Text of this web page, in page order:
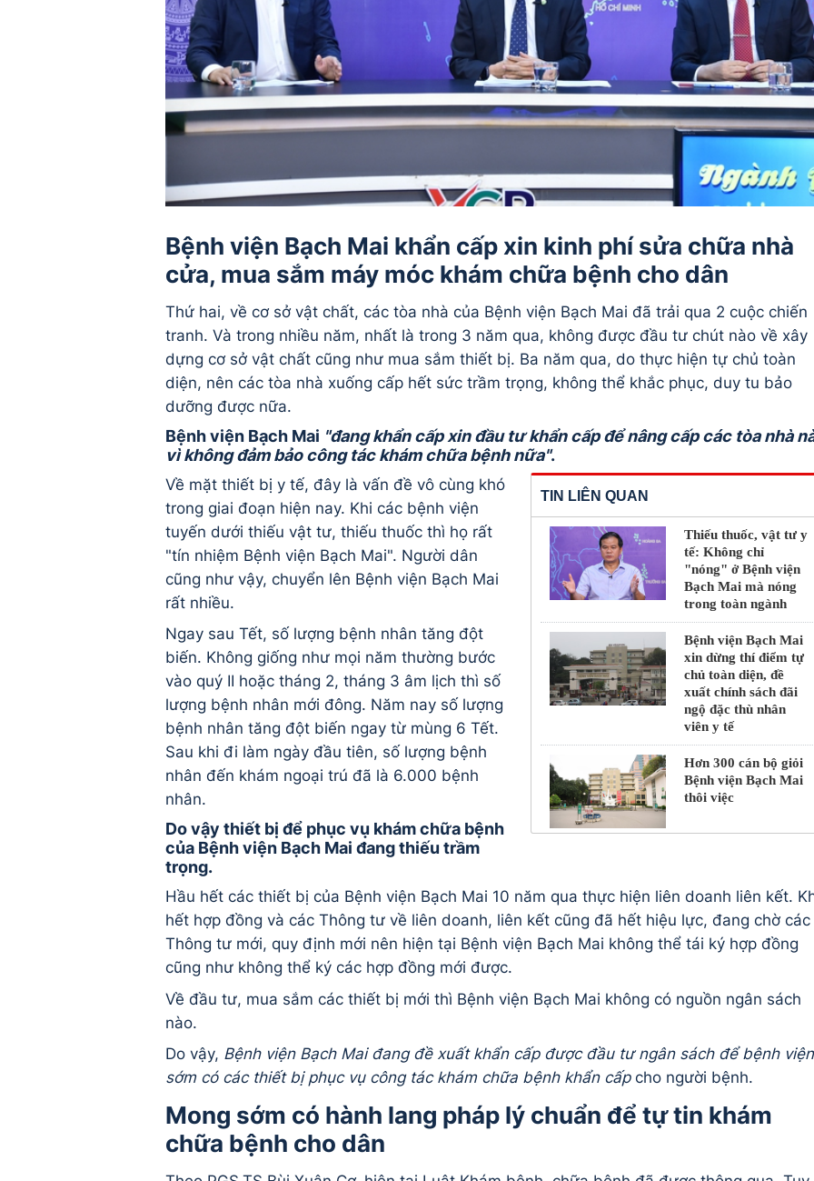
Bệnh viện Bạch Mai khẩn cấp xin kinh phí sửa chữa nhà
cửa, mua sắm máy móc khám chữa bệnh cho dân
Thứ hai, về cơ sở vật chất, các tòa nhà của Bệnh viện Bạch Mai đã trải qua 2 cuộc chiến
tranh. Và trong nhiều năm, nhất là trong 3 năm qua, không được đầu tư chút nào về xây
dựng cơ sở vật chất cũng như mua sắm thiết bị. Ba năm qua, do thực hiện tự chủ toàn
diện, nên các tòa nhà xuống cấp hết sức trầm trọng, không thể khắc phục, duy tu bảo
dưỡng được nữa.
Bệnh viện Bạch Mai "đang khẩn cấp xin đầu tư khẩn cấp để nâng cấp các tòa nhà
vì không đảm bảo công tác khám chữa bệnh nữa".
TIN LIÊN QUAN
Thiếu thuốc, vật tư y
tế: Không chỉ
"nóng" ở Bệnh viện
Bạch Mai mà nóng
trong toàn ngành
Bệnh viện Bạch Mai
xin dừng thí điểm tự
chủ toàn diện, đề
xuất chính sách đãi
ngộ đặc thù nhân
viên y tế
Hơn 300 cán bộ giỏi
Bệnh viện Bạch Mai
thôi việc
Về mặt thiết bị y tế, đây là vấn đề vô cùng khó
trong giai đoạn hiện nay. Khi các bệnh viện
tuyến dưới thiếu vật tư, thiếu thuốc thì họ rất
"tín nhiệm Bệnh viện Bạch Mai". Người dân
cũng như vậy, chuyển lên Bệnh viện Bạch Mai
rất nhiều.
Ngay sau Tết, số lượng bệnh nhân tăng đột
biến. Không giống như mọi năm thường bước
vào quý II hoặc tháng 2, tháng 3 âm lịch thì số
lượng bệnh nhân mới đông. Năm nay số lượng
bệnh nhân tăng đột biến ngay từ mùng 6 Tết.
Sau khi đi làm ngày đầu tiên, số lượng bệnh
nhân đến khám ngoại trú đã là 6.000 bệnh
nhân.
Do vậy thiết bị để phục vụ khám chữa bệnh
của Bệnh viện Bạch Mai đang thiếu trầm
trọng.
Hầu hết các thiết bị của Bệnh viện Bạch Mai 10 năm qua thực hiện liên doanh liên kết.
hết hợp đồng và các Thông tư về liên doanh, liên kết cũng đã hết hiệu lực, đang chờ các
Thông tư mới, quy định mới nên hiện tại Bệnh viện Bạch Mai không thể tái ký hợp đồng
cũng như không thể ký các hợp đồng mới được.
Về đầu tư, mua sắm các thiết bị mới thì Bệnh viện Bạch Mai không có nguồn ngân sách
nào.
Do vậy, Bệnh viện Bạch Mai đang đề xuất khẩn cấp được đầu tư ngân sách để bệnh viện
sớm có các thiết bị phục vụ công tác khám chữa bệnh khẩn cấpcho người bệnh.
Mong sớm có hành lang pháp lý chuẩn để tự tin khám
chữa bệnh cho dân